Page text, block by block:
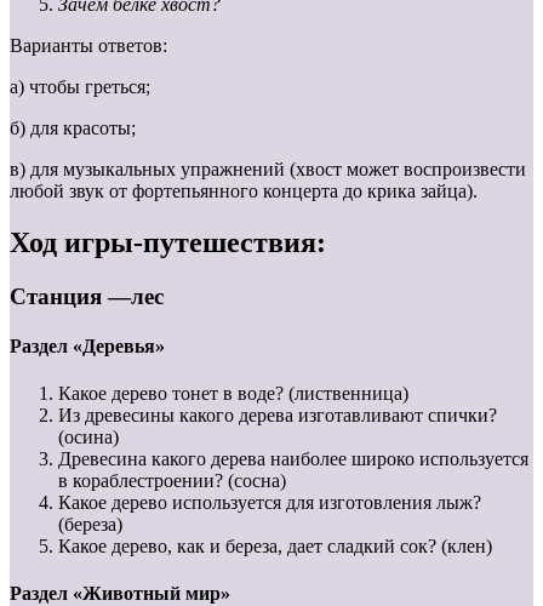
Варианты ответов:
а) чтобы греться;
б) для красоты;
в) для музыкальных упражнений (хвост может воспроизвести
любой звук от фортепьянного концерта до крика зайца).
Ход игры-путешествия:
Станция —лес
Раздел «Деревья»
Какое дерево тонет в воде? (лиственница)
Из древесины какого дерева изготавливают спички?
(осина)
Древесина какого дерева наиболее широко используется
в кораблестроении? (сосна)
Какое дерево используется для изготовления лыж?
(береза)
Какое дерево, как и береза, дает сладкий сок? (клен)
Раздел «Животный мир»